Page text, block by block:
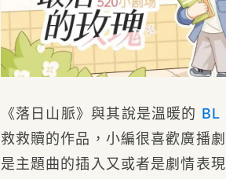
《落日山脈》與其說是溫暖的 BL
救救贖的作品，小編很喜歡廣播
是主題曲的插入又或者是劇情表